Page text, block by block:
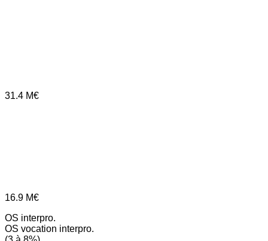
31.4 M€
16.9 M€
OS interpro.
OS vocation interpro.